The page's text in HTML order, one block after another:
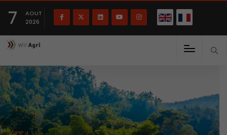
7
AOUT
2026
Français English(English)